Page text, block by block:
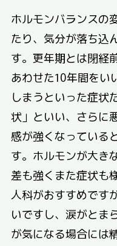
ホルモンバランスの
たり、気分が落ち込
す。更年期とは閉経
あわせた10年間をい
しまうといった症状
状」といい、さらに
感が強くなっている
す。ホルモンが大き
差も強くまた症状も
人科がおすすめです
いですし、涙がとま
が気になる場合には